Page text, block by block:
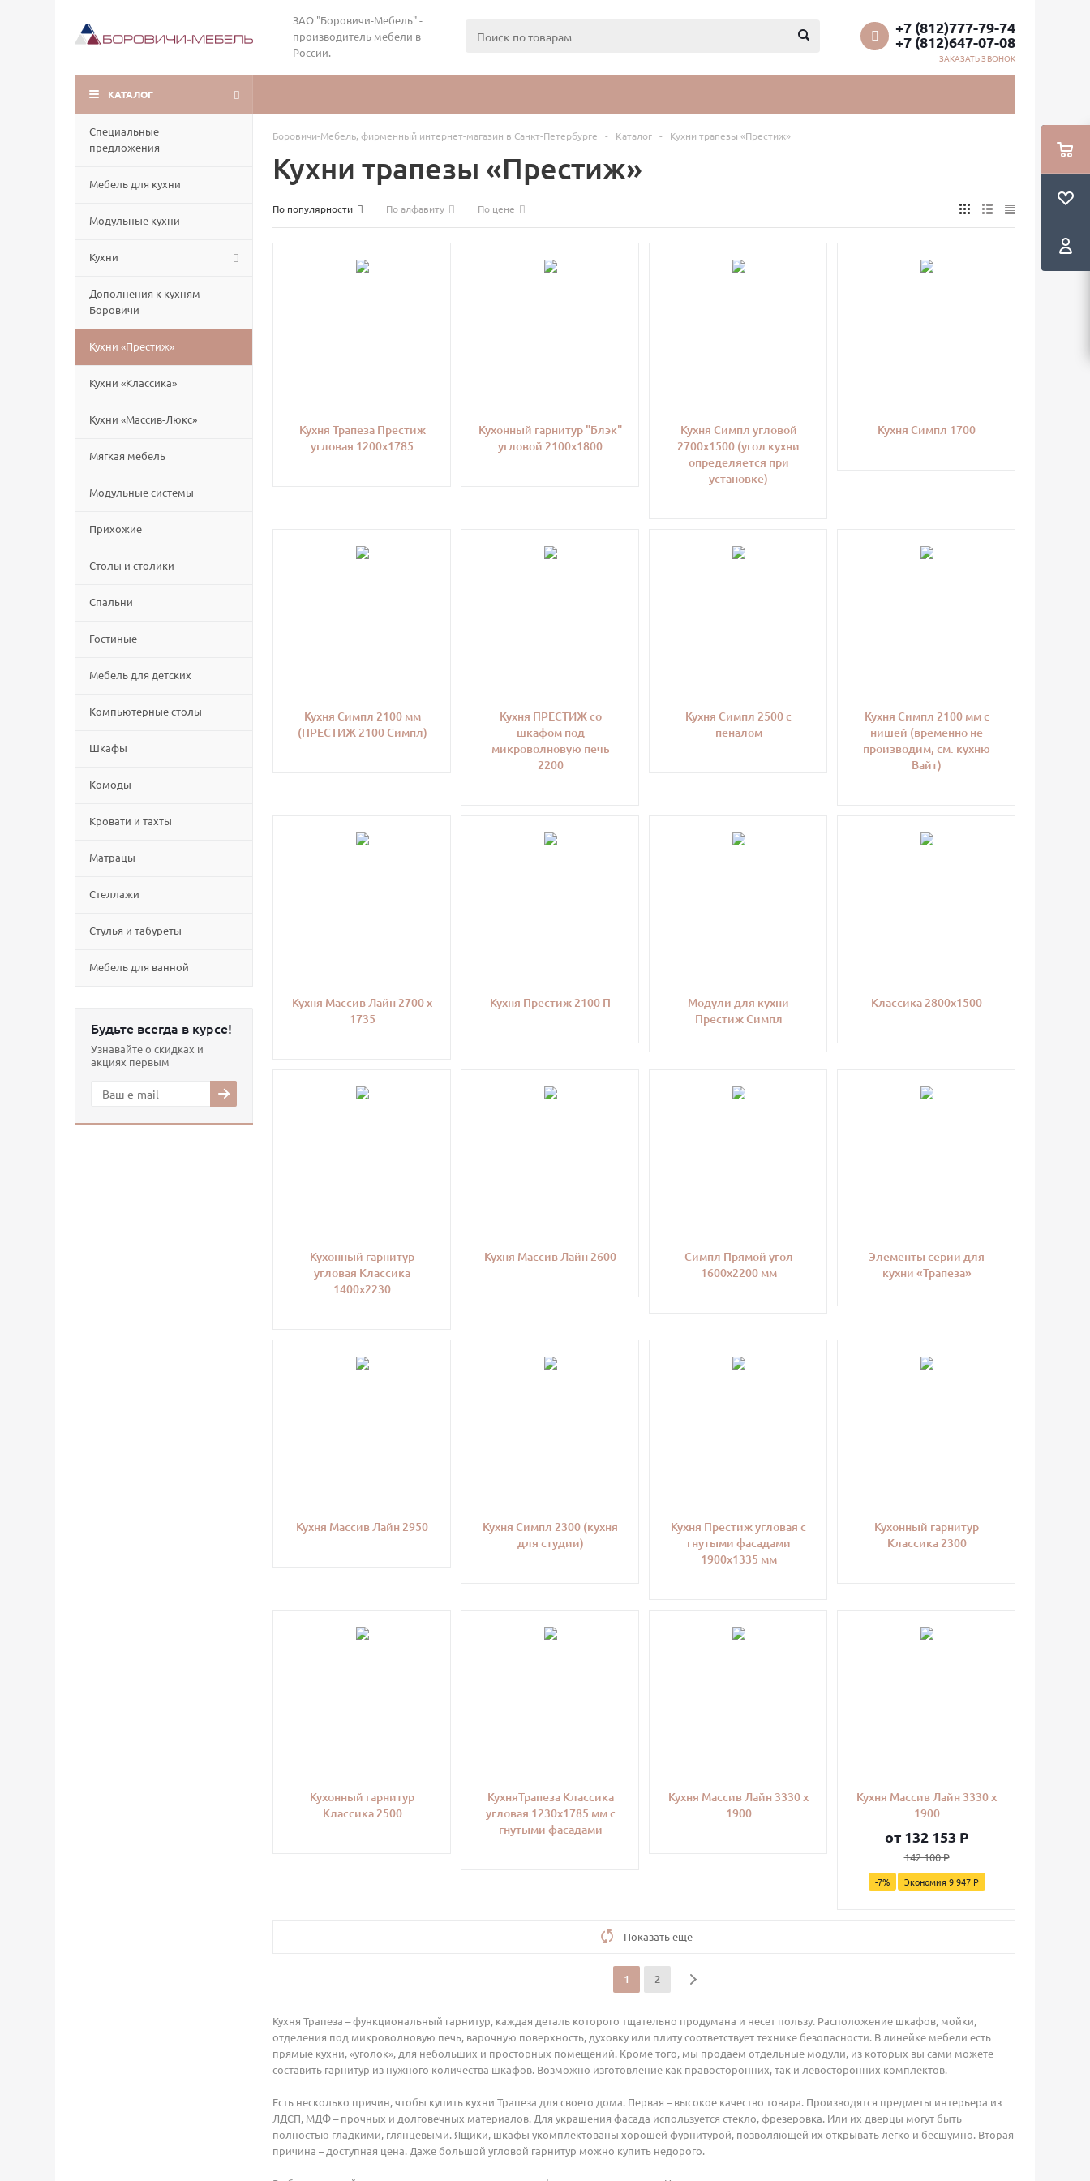
ЗАО "Боровичи-Мебель" -
производитель мебели в
России.
+7 (812)777-79-74
+7 (812)647-07-08
ЗАКАЗАТЬ ЗВОНОК
КАТАЛОГ
Специальные
предложения
Мебель для кухни
Модульные кухни
Кухни
Дополнения к кухням
Боровичи
Кухни «Престиж»
Кухни «Классика»
Кухни «Массив-Люкс»
Мягкая мебель
Модульные системы
Прихожие
Столы и столики
Спальни
Гостиные
Мебель для детских
Компьютерные столы
Шкафы
Комоды
Кровати и тахты
Матрацы
Стеллажи
Cтулья и табуреты
Мебель для ванной
Будьте всегда в курсе!
Узнавайте о скидках и
акциях первым
Боровичи-Мебель, фирменный интернет-магазин в Санкт-Петербурге - Каталог - Кухни трапезы «Престиж»
Кухни трапезы «Престиж»
По популярности По алфавиту По цене
Кухня Трапеза Престиж
угловая 1200х1785
Кухонный гарнитур "Блэк"
угловой 2100х1800
Кухня Симпл угловой
2700х1500 (угол кухни
определяется при
установке)
Кухня Симпл 1700
Кухня Симпл 2100 мм
(ПРЕСТИЖ 2100 Симпл)
Кухня ПРЕСТИЖ со
шкафом под
микроволновую печь
2200
Кухня Симпл 2500 с
пеналом
Кухня Симпл 2100 мм с
нишей (временно не
производим, см. кухню
Вайт)
Кухня Массив Лайн 2700 х
1735
Кухня Престиж 2100 П
Модули для кухни
Престиж Симпл
Классика 2800х1500
Кухонный гарнитур
угловая Классика
1400х2230
Кухня Массив Лайн 2600
Симпл Прямой угол
1600х2200 мм
Элементы серии для
кухни «Трапеза»
Кухня Массив Лайн 2950
Кухня Симпл 2300 (кухня
для студии)
Кухня Престиж угловая с
гнутыми фасадами
1900х1335 мм
Кухонный гарнитур
Классика 2300
Кухонный гарнитур
Классика 2500
КухняТрапеза Классика
угловая 1230х1785 мм с
гнутыми фасадами
Кухня Массив Лайн 3330 x
1900
Кухня Массив Лайн 3330 x
1900
от 132 153 P
142 100 P
-7% Экономия9 947 P
Показать еще
1 2
Кухня Трапеза – функциональный гарнитур, каждая деталь которого тщательно продумана и несет пользу. Расположение шкафов, мойки,
отделения под микроволновую печь, варочную поверхность, духовку или плиту соответствует технике безопасности. В линейке мебели есть
прямые кухни, «уголок», для небольших и просторных помещений. Кроме того, мы продаем отдельные модули, из которых вы сами можете
составить гарнитур из нужного количества шкафов. Возможно изготовление как правосторонних, так и левосторонних комплектов.
Есть несколько причин, чтобы купить кухни Трапеза для своего дома. Первая – высокое качество товара. Производятся предметы интерьера из
ЛДСП, МДФ – прочных и долговечных материалов. Для украшения фасада используется стекло, фрезеровка. Или их дверцы могут быть
полностью гладкими, глянцевыми. Ящики, шкафы укомплектованы хорошей фурнитурой, позволяющей их открывать легко и бесшумно. Вторая
причина – доступная цена. Даже большой угловой гарнитур можно купить недорого.